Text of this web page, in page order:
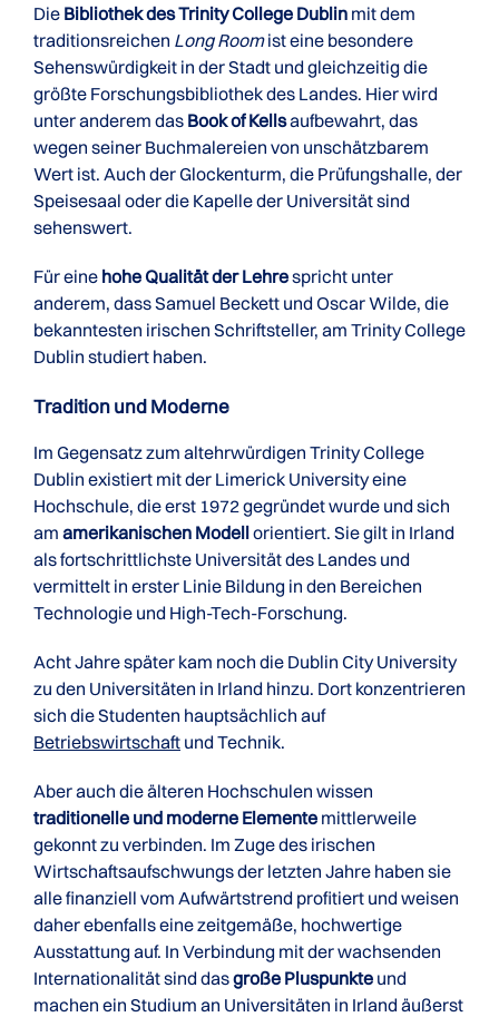
Die Bibliothek des Trinity College Dublin mit dem
traditionsreichen Long Roomist eine besondere
Sehenswürdigkeit in der Stadt und gleichzeitig die
größte Forschungsbibliothek des Landes. Hier wird
unter anderem das Book of Kellsaufbewahrt, das
wegen seiner Buchmalereien von unschätzbarem
Wert ist. Auch der Glockenturm, die Prüfungshalle, der
Speisesaal oder die Kapelle der Universität sind
sehenswert.
Für eine hohe Qualität der Lehrespricht unter
anderem, dass Samuel Beckett und Oscar Wilde, die
bekanntesten irischen Schriftsteller, am Trinity College
Dublin studiert haben.
Tradition und Moderne
Im Gegensatz zum altehrwürdigen Trinity College
Dublin existiert mit der Limerick University eine
Hochschule, die erst 1972 gegründet wurde und sich
am amerikanischen Modellorientiert. Sie gilt in Irland
als fortschrittlichste Universität des Landes und
vermittelt in erster Linie Bildung in den Bereichen
Technologie und High-Tech-Forschung.
Acht Jahre später kam noch die Dublin City University
zu den Universitäten in Irland hinzu. Dort konzentrieren
sich die Studenten hauptsächlich auf
Betriebswirtschaft und Technik.
Aber auch die älteren Hochschulen wissen
traditionelle und moderne Elemente mittlerweile
gekonnt zu verbinden. Im Zuge des irischen
Wirtschaftsaufschwungs der letzten Jahre haben sie
alle finanziell vom Aufwärtstrend profitiert und weisen
daher ebenfalls eine zeitgemäße, hochwertige
Ausstattung auf. In Verbindung mit der wachsenden
Internationalität sind dasgroße Pluspunkte und
machen ein Studium an Universitäten in Irland äußerst